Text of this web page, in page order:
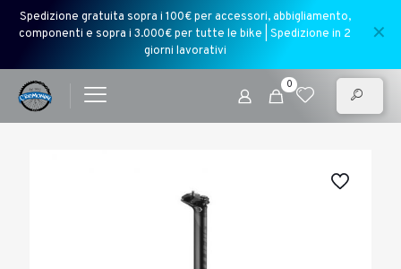
Spedizione gratuita sopra i 100€ per accessori, abbigliamento,
componenti e sopra i 3.000€ per tutte le bike | Spedizione in 2
giorni lavorativi
✕
0